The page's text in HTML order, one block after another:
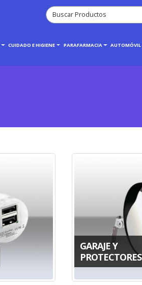
CUIDADO E HIGIENE PARAFARMACIA AUTOMÓVIL
GARAJE Y
PROTECTORES